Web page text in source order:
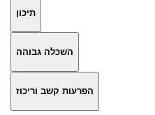
תיכון
השכלה גבוהה
הפרעות קשב וריכוז